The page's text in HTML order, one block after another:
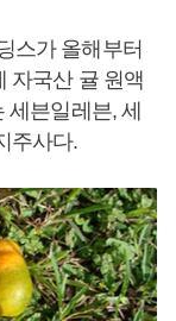
스가 올해부터
자국산 귤 원액
븐일레븐, 세
주사다.